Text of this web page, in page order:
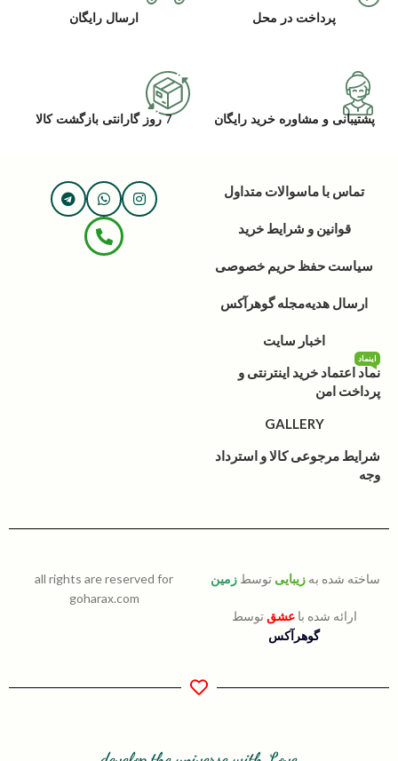
پرداخت در محل ارسال رایگان
پشتیبانی و مشاوره خرید رایگان 7 روز گارانتی بازگشت کالا
تماس با ماسوالات متداول
قوانین و شرایط خرید
سیاست حفظ حریم خصوصی
ارسال هدیهمجله گوهرآکس
اخبار سایت
نماد اعتماد خرید اینترنتی و
پرداخت امن
اینماد
GALLERY
شرایط مرجوعی کالا و استرداد
وجه
ساخته شده به زیبایی توسط زمین
ارائه شده باعشق توسط
گوهرآکس
all rights are reserved for
goharax.com